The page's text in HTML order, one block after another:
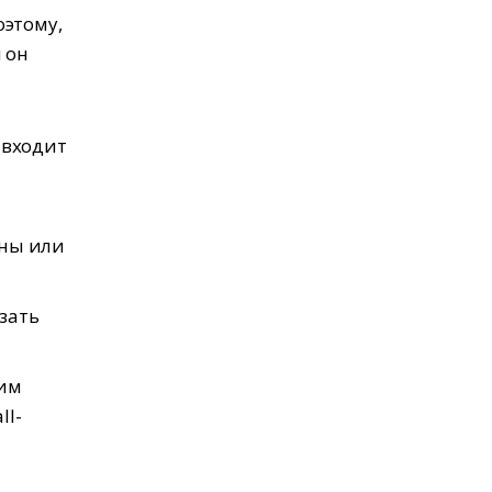
он
или